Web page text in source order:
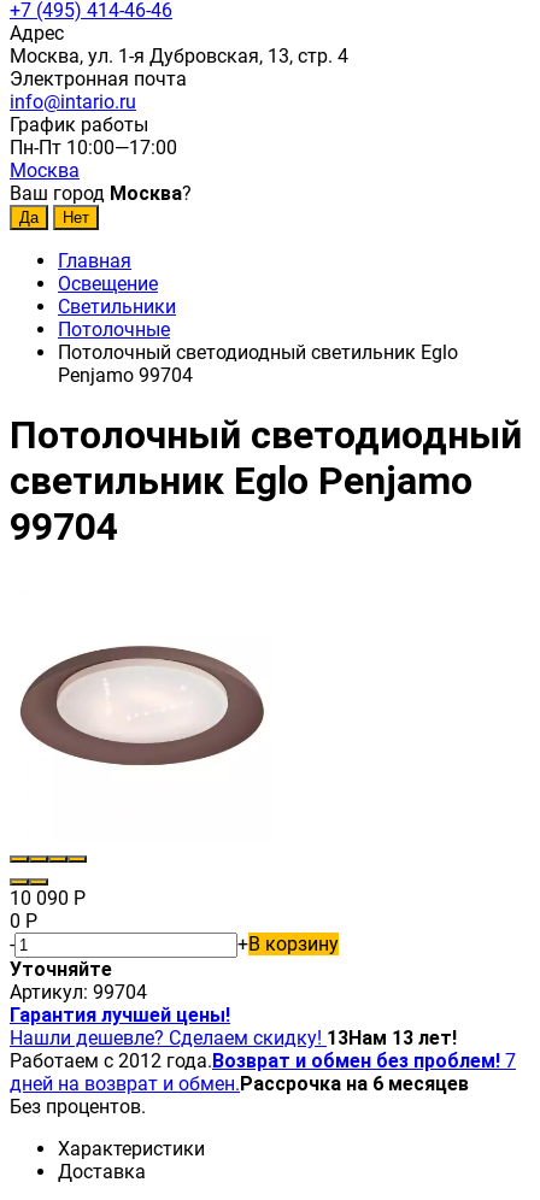
+7 (495) 414-46-46
Адрес
Москва, ул. 1-я Дубровская, 13, стр. 4
Электронная почта
info@intario.ru
График работы
Пн-Пт 10:00—17:00
Москва
Ваш город Москва?
Главная
Освещение
Светильники
Потолочные
Потолочный светодиодный светильник Eglo
Penjamo 99704
Потолочный светодиодный
светильник Eglo Penjamo
99704
10 090 Р
0 Р
-
+В корзину
Уточняйте
Артикул: 99704
Гарантия лучшей цены!
Нашли дешевле? Сделаем скидку! 13Нам 13 лет!
Работаем с 2012 года.Возврат и обмен без проблем! 7
дней на возврат и обмен.Рассрочка на 6 месяцев
Без процентов.
Характеристики
Доставка